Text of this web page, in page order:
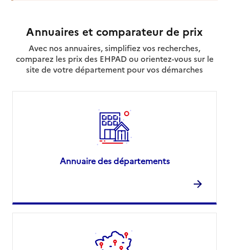
Annuaires et comparateur de prix
Avec nos annuaires, simplifiez vos recherches,
comparez les prix des EHPAD ou orientez-vous sur le
site de votre département pour vos démarches
Annuaire des départements